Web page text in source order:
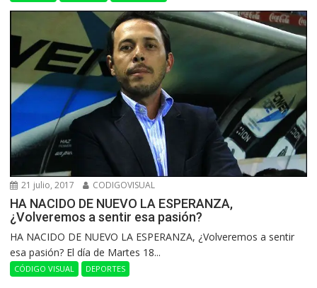
21 julio, 2017 CODIGOVISUAL
HA NACIDO DE NUEVO LA ESPERANZA,
¿Volveremos a sentir esa pasión?
HA NACIDO DE NUEVO LA ESPERANZA, ¿Volveremos a sentir
esa pasión? El día de Martes 18...
CÓDIGO VISUAL DEPORTES